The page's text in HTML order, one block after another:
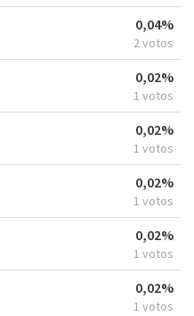
0,04%
2 votos
0,02%
1 votos
0,02%
1 votos
0,02%
1 votos
0,02%
1 votos
0,02%
1 votos